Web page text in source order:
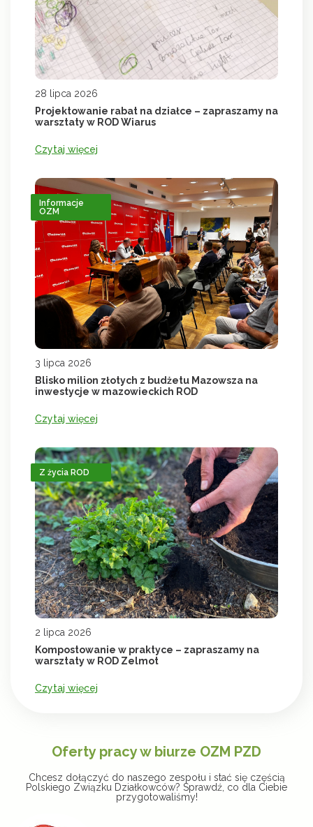
28 lipca 2026
Projektowanie rabat na działce – zapraszamy na
warsztaty w ROD Wiarus
Czytaj więcej
Informacje
OZM
3 lipca 2026
Blisko milion złotych z budżetu Mazowsza na
inwestycje w mazowieckich ROD
Czytaj więcej
Z życia ROD
2 lipca 2026
Kompostowanie w praktyce – zapraszamy na
warsztaty w ROD Zelmot
Czytaj więcej
Oferty pracy w biurze OZM PZD
Chcesz dołączyć do naszego zespołu i stać się częścią
Polskiego Związku Działkowców? Sprawdź, co dla Ciebie
przygotowaliśmy!